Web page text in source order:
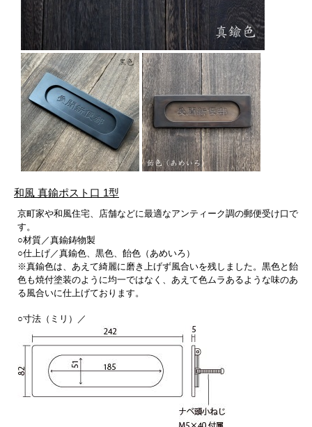
和風 真鍮ポスト口 1型
京町家や和風住宅、店舗などに最適なアンティーク調の郵便受け口で
す。
○材質／真鍮鋳物製
○仕上げ／真鍮色、黒色、飴色（あめいろ）
※真鍮色は、あえて綺麗に磨き上げず風合いを残しました。黒色と飴
色も焼付塗装のように均一ではなく、あえて色ムラあるような味のあ
る風合いに仕上げております。
○寸法（ミリ）／